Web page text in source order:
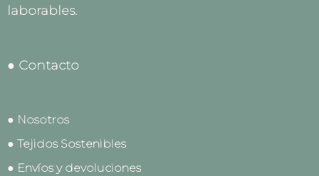
laborables.
● Contacto
● Nosotros
● Tejidos Sostenibles
● Envíos y devoluciones